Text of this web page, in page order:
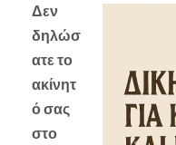
Δεν
δηλώσ
ατε το
ακίνητ
ό σας
στο